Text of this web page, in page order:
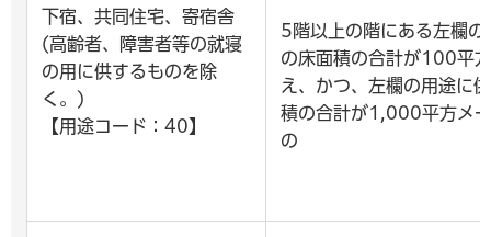
下宿、共同住宅、寄宿舎
(高齢者、障害者等の就寝
の用に供するものを除
く。)
【用途コード：40】
5階以上の階にある左欄の
の床面積の合計が100平
え、かつ、左欄の用途に
積の合計が1,000平方メ
の